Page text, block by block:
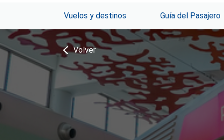
Vuelos y destinos Guía del Pasajero
Volver